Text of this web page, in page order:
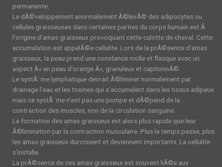
permanente.
Le dÃ©veloppement anormalement Ã©levÃ© des adipocytes ou
cellules graisseuses dans certaines parties du corps humain est Ã
l'origine d'amas graisseux provoquant cette culotte de cheval. Cette
accumulation est appelÃ©e cellulite. Lors de la prÃ©sence d'amas
graisseux, la peau prend une constance molle et flasque avec un
aspect Â« en peau d'orange Â», granuleux et capitonnÃ©.
Le systÃ¨me lymphatique devrait Ã©liminer normalement par
drainage l'eau et les toxines qui s'accumulent dans les tissus adipeux
mais ce systÃ¨me n'est pas une pompe et dÃ©pend de la
contraction des muscles, non de la circulation sanguine.
La formation des amas graisseux est alors plus rapide que leur
Ã©limination par la contraction musculaire. Plus le temps passe, plus
les amas graisseux durcissent et deviennent importants. La cellulite
s'installe.
La prÃ©sence de ces amas graisseux est souvent liÃ©e aux